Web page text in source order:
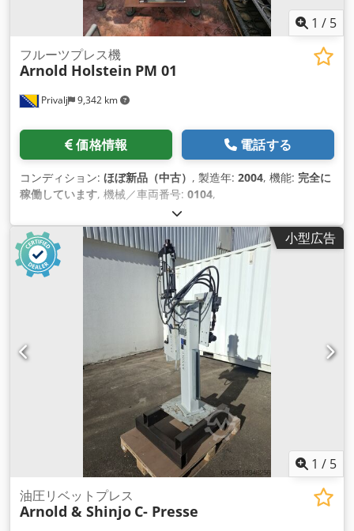
1 / 5
Privalj 9,342 km
フルーツプレス機
Arnold Holstein PM 01
価格情報 電話する
コンディション: ほぼ新品（中古） , 製造年: 2004, 機能: 完全に
稼働しています, 機械／車両番号: 0104,
小型広告
1 / 5
油圧リベットプレス
Arnold & Shinjo C- Presse